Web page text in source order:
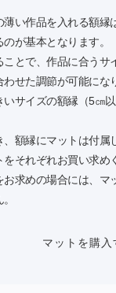
い作品を入れる額縁
が基本となります。
ことで、作品に合うサ
わせた調節が可能にな
いサイズの額縁（5㎝
額縁にマットは付属
それぞれお買い求め
お求めの場合には、マ
マットを購入